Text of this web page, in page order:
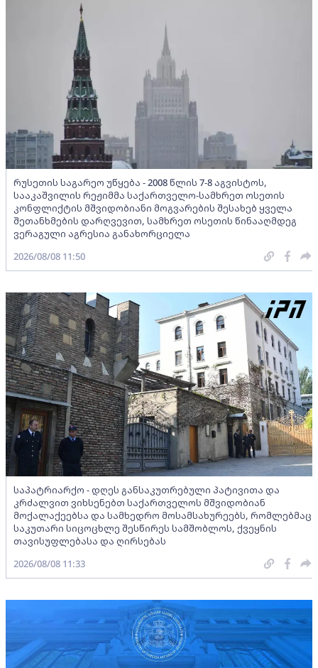
რუსეთის საგარეო უწყება - 2008 წლის 7-8 აგვისტოს,
სააკაშვილის რეჟიმმა საქართველო-სამხრეთ ოსეთის
კონფლიქტის მშვიდობიანი მოგვარების შესახებ ყველა
შეთანხმების დარღვევით, სამხრეთ ოსეთის წინააღმდეგ
ვერაგული აგრესია განახორციელა
2026/08/08 11:50
საპატრიარქო - დღეს განსაკუთრებული პატივითა და
კრძალვით ვიხსენებთ საქართველოს მშვიდობიან
მოქალაქეებსა და სამხედრო მოსამსახურეებს, რომლებმაც
საკუთარი სიცოცხლე შესწირეს სამშობლოს, ქვეყნის
თავისუფლებასა და ღირსებას
2026/08/08 11:33